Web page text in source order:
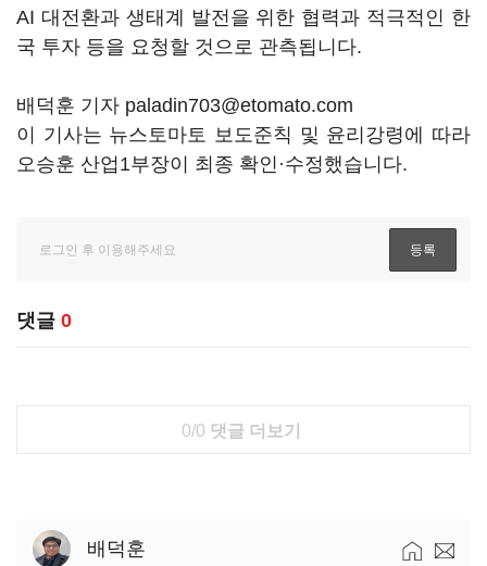
AI 대전환과 생태계 발전을 위한 협력과 적극적인 한
국 투자 등을 요청할 것으로 관측됩니다.
배덕훈 기자 paladin703@etomato.com
이 기사는 뉴스토마토 보도준칙 및 윤리강령에 따라
오승훈 산업1부장이 최종 확인·수정했습니다.
댓글 0
0/0 댓글 더보기
배덕훈